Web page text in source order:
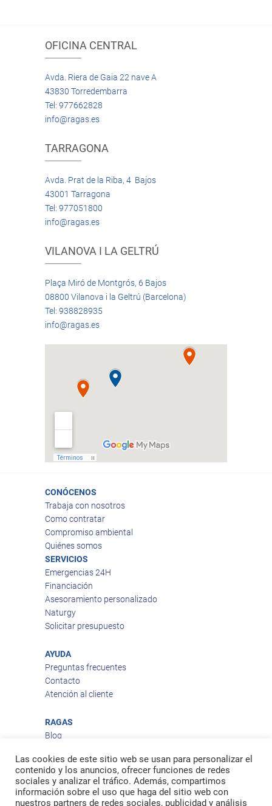
OFICINA CENTRAL
Avda. Riera de Gaia 22 nave A
43830 Torredembarra
Tel: 977662828
info@ragas.es
TARRAGONA
Avda. Prat de la Riba, 4 Bajos
43001 Tarragona
Tel: 977051800
info@ragas.es
VILANOVA I LA GELTRÚ
Plaça Miró de Montgrós, 6 Bajos
08800 Vilanova i la Geltrú (Barcelona)
Tel: 938828935
info@ragas.es
CONÓCENOS
Trabaja con nosotros
Como contratar
Compromiso ambiental
Quiénes somos
SERVICIOS
Emergencias 24H
Financiación
Asesoramiento personalizado
Naturgy
Solicitar presupuesto
AYUDA
Preguntas frecuentes
Contacto
Atención al cliente
RAGAS
Blog
Política de privacidad
Política de cookies
Política de envío
Política de devoluciones
Las cookies de este sitio web se usan para personalizar el
contenido y los anuncios, ofrecer funciones de redes
sociales y analizar el tráfico. Además, compartimos
información sobre el uso que haga del sitio web con
nuestros partners de redes sociales, publicidad y análisis